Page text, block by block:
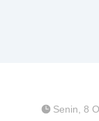
Senin, 8